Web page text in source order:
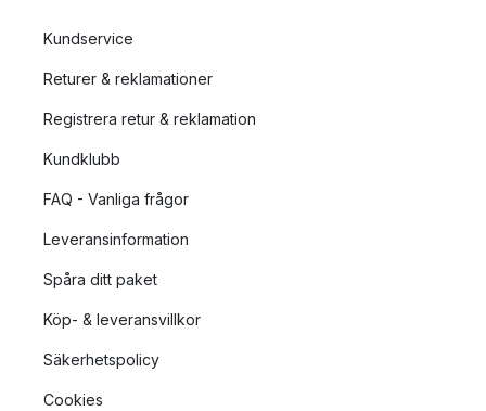
Kundservice
Returer & reklamationer
Registrera retur & reklamation
Kundklubb
FAQ - Vanliga frågor
Leveransinformation
Spåra ditt paket
Köp- & leveransvillkor
Säkerhetspolicy
Cookies